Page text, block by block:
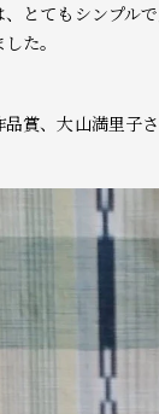
とてもシンプル
た。
賞、大山満里子さ